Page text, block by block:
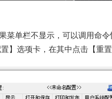
菜单栏不显示，可以调用命
】选项卡，在其中点击【重